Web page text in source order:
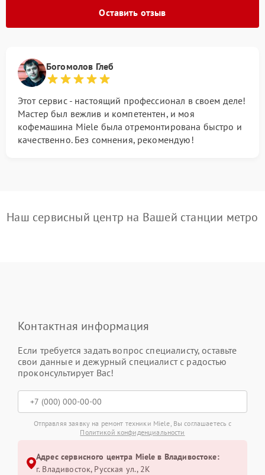
Оставить отзыв
Богомолов Глеб
Этот сервис - настоящий профессионал в своем деле!
Мастер был вежлив и компетентен, и моя
кофемашина Miele была отремонтирована быстро и
качественно. Без сомнения, рекомендую!
Наш сервисный центр на Вашей станции метро
Контактная информация
Если требуется задать вопрос специалисту, оставьте
свои данные и дежурный специалист с радостью
проконсультирует Вас!
Отправляя заявку на ремонт техники Miele, Вы соглашаетесь с
Политикой конфиденциальности
Адрес сервисного центра Miele в Владивостоке:
г. Владивосток, Русская ул., 2К